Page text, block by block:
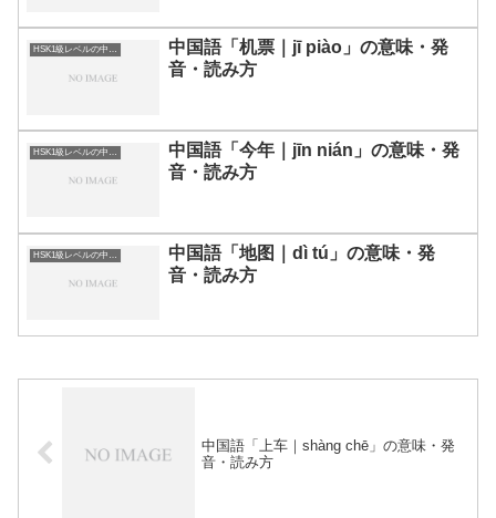
HSK1級レベルの中国語
中国語「机票｜jī piào」の意味・発
音・読み方
中国語「今年｜jīn nián」の意味・発
音・読み方
中国語「地图｜dì tú」の意味・発
音・読み方
中国語「上车｜shàng chē」の意味・発
音・読み方